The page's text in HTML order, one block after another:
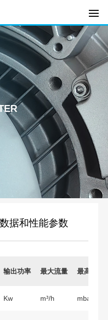
据和性能参数
输出功率 最大流量 最高真空
Kw m³/h mbar